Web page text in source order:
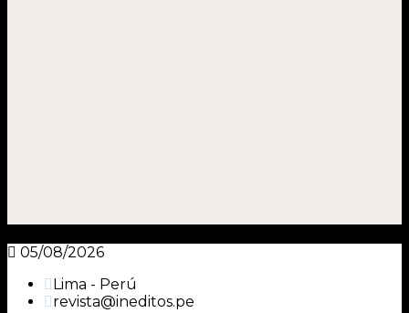
05/08/2026
Lima - Perú
revista@ineditos.pe